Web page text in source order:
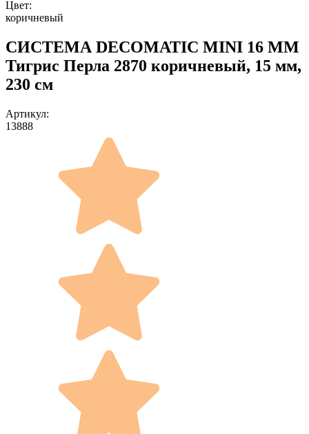
Цвет:
коричневый
СИСТЕМА DECOMATIC MINI 16 ММ
Тигрис Перла 2870 коричневый, 15 мм,
230 см
Артикул:
13888